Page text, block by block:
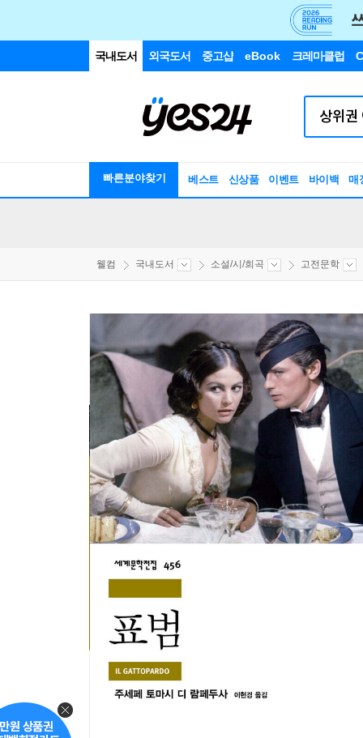
국내도서 외국도서 중고샵 eBook 크레마클럽
빠른분야찾기 베스트 신상품 이벤트 바이백 매
웰컴 국내도서 소설/시/희곡 고전문학